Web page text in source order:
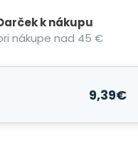
k nákupu
nákupe nad 45 €
9,39€